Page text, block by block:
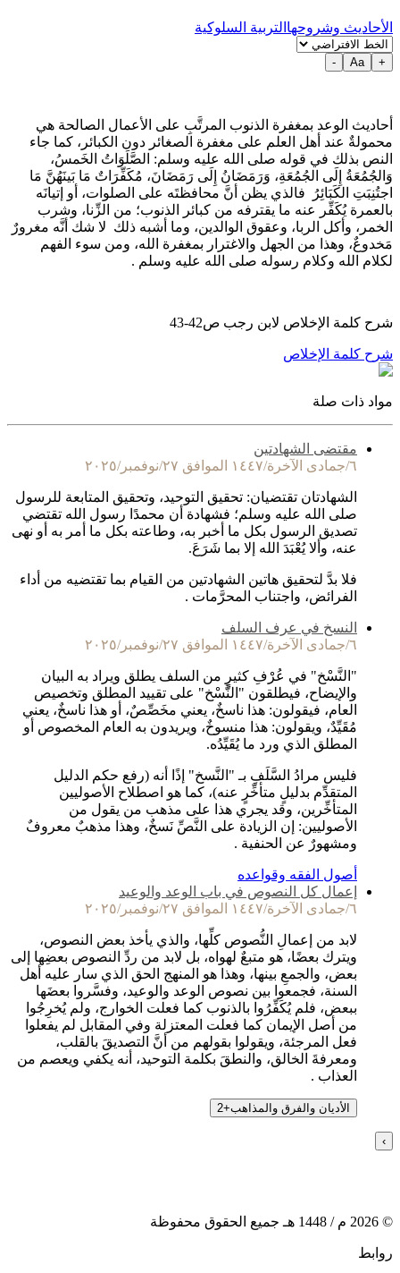
الأحاديث وشروحها التربية السلوكية
+
Aa
-
أحاديث الوعد بمغفرة الذنوب المرتَّبِ على الأعمال الصالحة هي
محمولةٌ عند أهل العلم على مغفرة الصغائر دون الكبائر، كما جاء
النص بذلك في قوله صلى الله عليه وسلم: الصَّلَوَاتُ الخَمسُ،
وَالجُمُعَةُ إِلَى الجُمُعَةِ، وَرَمَضَانُ إِلَى رَمَضَانَ، مُكَفِّرَاتٌ مَا بَينَهُنَّ مَا
اجتُنِبَتِ الكَبَائِرُ
فالذي يظن أنَّ محافظتَه على الصلوات، أو إتيانَه
بالعمرة يُكَفِّر عنه ما يقترفه من كبائر الذنوب؛ من الزِّنا، وشرب
الخمر، وأكل الربا، وعقوق الوالدين، وما أشبه ذلك لا شك أنَّه مغرورٌ
مَخدوعٌ، وهذا من الجهل والاغترار بمغفرة الله، ومن سوء الفهم
لكلام الله وكلام رسوله صلى الله عليه وسلم .
شرح كلمة الإخلاص لابن رجب ص42-43
شرح كلمة الإخلاص
مواد ذات صلة
مقتضى الشهادتين
٦/جمادى الآخرة/١٤٤٧ الموافق ٢٧/نوفمبر/٢٠٢٥
الشهادتان تقتضيان: تحقيق التوحيد، وتحقيق المتابعة للرسول
صلى الله عليه وسلم؛ فشهادة أن محمدًا رسول الله تقتضي
تصديق الرسول بكل ما أخبر به، وطاعته بكل ما أمر به أو نهى
عنه، وألا يُعْبَدَ الله إلا بما شَرَعَ.
فلا بدَّ لتحقيق هاتين الشهادتين من القيام بما تقتضيه من أداء
الفرائض، واجتناب المحرَّمات .
النسخ في عرف السلف
٦/جمادى الآخرة/١٤٤٧ الموافق ٢٧/نوفمبر/٢٠٢٥
"النَّسْخ" في عُرْفِ كثيرٍ من السلف يطلق ويراد به البيان
والإيضاح، فيطلقون "النَّسْخ" على تقييد المطلق وتخصيص
العام، فيقولون: هذا ناسخٌ، يعني مخَصِّصٌ، أو هذا ناسخٌ، يعني
مُقَيِّدٌ، ويقولون: هذا منسوخٌ، ويريدون به العام المخصوص أو
المطلق الذي ورد ما يُقَيِّدُه.
فليس مرادُ السَّلَفِ بـ "النَّسخ" إذًا أنه (رفع حكم الدليل
المتقدِّم بدليلٍ متأخِّرٍ عنه)، كما هو اصطلاح الأصوليين
المتأخِّرين، وقد يجري هذا على مذهب من يقول من
الأصوليين: إن الزيادة على النَّصِّ نَسخٌ، وهذا مذهبٌ معروفٌ
ومشهورٌ عن الحنفية .
أصول الفقه وقواعده
إعمال كل النصوص في باب الوعد والوعيد
٦/جمادى الآخرة/١٤٤٧ الموافق ٢٧/نوفمبر/٢٠٢٥
لابد من إعمالِ النُّصوص كلِّها، والذي يأخذ بعض النصوص،
ويترك بعضًا، هو متبعٌ لهواه، بل لابد من ردِّ النصوص بعضِها إلى
بعض، والجمعِ بينها، وهذا هو المنهج الحق الذي سار عليه أهل
السنة، فجمعوا بين نصوص الوعد والوعيد، وفسَّروا بعضَها
ببعض، فلم يُكَفِّرُوا بالذنوب كما فعلت الخوارج، ولم يُخرِجُوا
من أصل الإيمان كما فعلت المعتزلة وفي المقابل لم يفعلوا
فعل المرجئة، ويقولوا بقولهم من أنَّ التصديقَ بالقلب،
ومعرفةَ الخالق، والنطقَ بكلمة التوحيد، أنه يكفي ويعصم من
العذاب .
الأديان والفرق والمذاهب+
2
›
©
2026 م / 1448 هـ جميع الحقوق محفوظة
روابط